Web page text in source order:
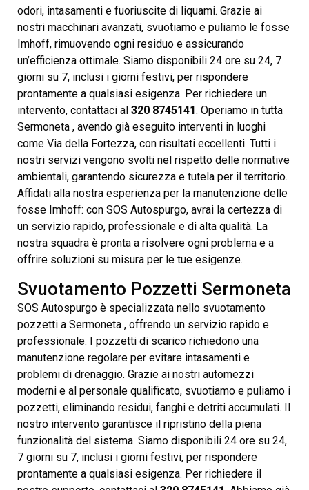
odori, intasamenti e fuoriuscite di liquami. Grazie ai
nostri macchinari avanzati, svuotiamo e puliamo le fosse
Imhoff, rimuovendo ogni residuo e assicurando
un’efficienza ottimale. Siamo disponibili 24 ore su 24, 7
giorni su 7, inclusi i giorni festivi, per rispondere
prontamente a qualsiasi esigenza. Per richiedere un
intervento, contattaci al 320 8745141. Operiamo in tutta
Sermoneta , avendo già eseguito interventi in luoghi
come Via della Fortezza, con risultati eccellenti. Tutti i
nostri servizi vengono svolti nel rispetto delle normative
ambientali, garantendo sicurezza e tutela per il territorio.
Affidati alla nostra esperienza per la manutenzione delle
fosse Imhoff: con SOS Autospurgo, avrai la certezza di
un servizio rapido, professionale e di alta qualità. La
nostra squadra è pronta a risolvere ogni problema e a
offrire soluzioni su misura per le tue esigenze.
Svuotamento Pozzetti Sermoneta
SOS Autospurgo è specializzata nello svuotamento
pozzetti a Sermoneta , offrendo un servizio rapido e
professionale. I pozzetti di scarico richiedono una
manutenzione regolare per evitare intasamenti e
problemi di drenaggio. Grazie ai nostri automezzi
moderni e al personale qualificato, svuotiamo e puliamo i
pozzetti, eliminando residui, fanghi e detriti accumulati. Il
nostro intervento garantisce il ripristino della piena
funzionalità del sistema. Siamo disponibili 24 ore su 24,
7 giorni su 7, inclusi i giorni festivi, per rispondere
prontamente a qualsiasi esigenza. Per richiedere il